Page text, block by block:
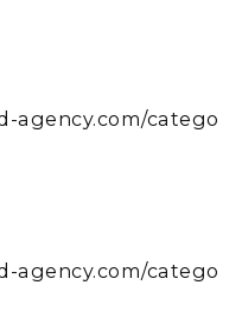
agency.com/catego
agency.com/catego